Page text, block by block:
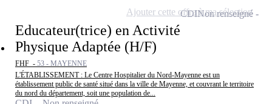
Educateur(trice) en Activité
Physique Adaptée (H/F)
FHF - 53 - MAYENNE
L'ÉTABLISSEMENT : Le Centre Hospitalier du Nord-Mayenne est un
établissement public de santé situé dans la ville de Mayenne, et couvrant le territoire
du nord du département, soit une population de...
CDINon renseigné
Ajouter cette offre à ma sélection